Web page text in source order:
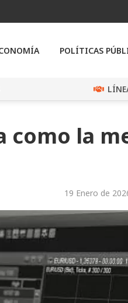
POLÍTICAS
como la
19 Enero de